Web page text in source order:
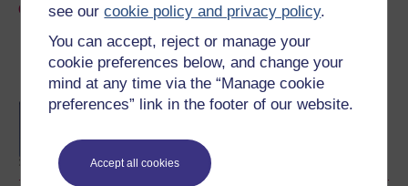
see ourcookie policy and privacy policy.
You can accept, reject or manage your
cookie preferences below, and change your
mind at any time via the “Manage cookie
preferences” link in the footer of our website.
Accept all cookies
Dewch yn fyfyriwr gyda’r
Brifysgol Agored
BA/BSc (Honours) Open
Gofynnwch am brosbectws Prifysgol Agored